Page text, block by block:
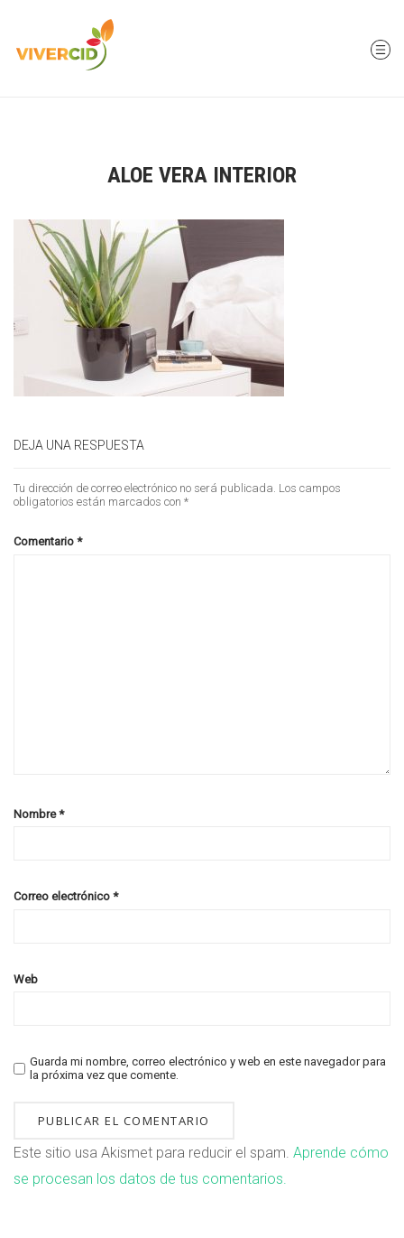
ALOE VERA INTERIOR
DEJA UNA RESPUESTA
Tu dirección de correo electrónico no será publicada. Los campos
obligatorios están marcados con *
Comentario *
Nombre*
Correo electrónico *
Web
Guarda mi nombre, correo electrónico y web en este navegador para
la próxima vez que comente.
Este sitio usa Akismet para reducir el spam. Aprende cómo
se procesan los datos de tus comentarios.